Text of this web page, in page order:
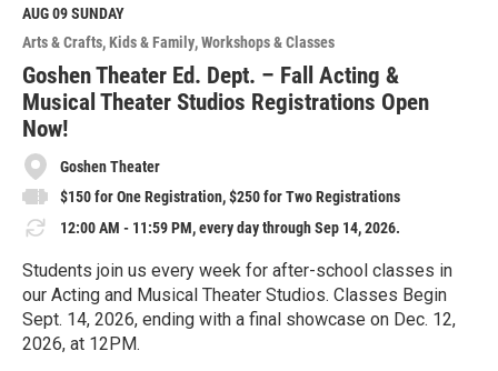
M
o
r
e
AUG 09SUNDAY
Arts & Crafts Kids & Family Workshops & Classes
Goshen Theater Ed. Dept. – Fall Acting &
Musical Theater Studios Registrations Open
Now!
Goshen Theater
$150 for One Registration, $250 for Two Registrations
12:00 AM - 11:59 PM, every day through Sep 14, 2026.
Students join us every week for after-school classes in
our Acting and Musical Theater Studios. Classes Begin
Sept. 14, 2026, ending with a final showcase on Dec. 12,
2026, at 12PM.